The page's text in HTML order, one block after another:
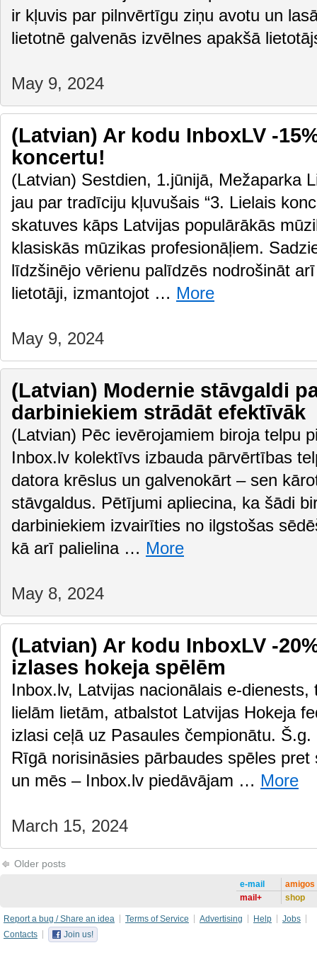
ir kļuvis par pilnvērtīgu ziņu avotu un
lietotnē galvenās izvēlnes apakšā
May 9, 2024
(Latvian) Ar kodu InboxLV -
koncertu!
(Latvian) Sestdien, 1.jūnijā, Mežaparka
jau par tradīciju kļuvušais “3. Lielais
skatuves kāps Latvijas populārākās
klasiskās mūzikas profesionāļiem.
līdzšinējo vērienu palīdzēs nodrošināt
lietotāji, izmantojot … More
May 9, 2024
(Latvian) Modernie stāvgaldi
darbiniekiem strādāt efektīvāk
(Latvian) Pēc ievērojamiem biroja telpu
Inbox.lv kolektīvs izbauda pārvērtības
datora krēslus un galvenokārt – sen
stāvgaldus. Pētījumi apliecina, ka šādi
darbiniekiem izvairīties no ilgstošas
kā arī palielina … More
May 8, 2024
(Latvian) Ar kodu InboxLV -
izlases hokeja spēlēm
Inbox.lv, Latvijas nacionālais e-
lielām lietām, atbalstot Latvijas Hokeja
izlasi ceļā uz Pasaules čempionātu.
Rīgā norisināsies pārbaudes spēles
un mēs – Inbox.lv piedāvājam … More
March 15, 2024
Older posts
e-mail
mail+
amigos
shop
Report a bug / Share an idea Terms of Service Advertising Help
Jobs
Contacts
Join us!